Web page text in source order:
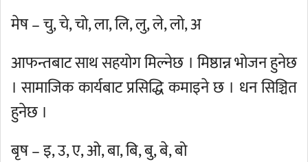
मेष – चु, चे, चो, ला, लि, लु, ले, लो, अ
आफन्तबाट साथ सहयोग मिल्नेछ । मिष्ठान्न भोजन हुनेछ
। सामाजिक कार्यबाट प्रसिद्धि कमाइने छ । धन सिञ्चित
हुनेछ ।
बृष – इ, उ, ए, ओ, बा, बि, बु, बे, बो